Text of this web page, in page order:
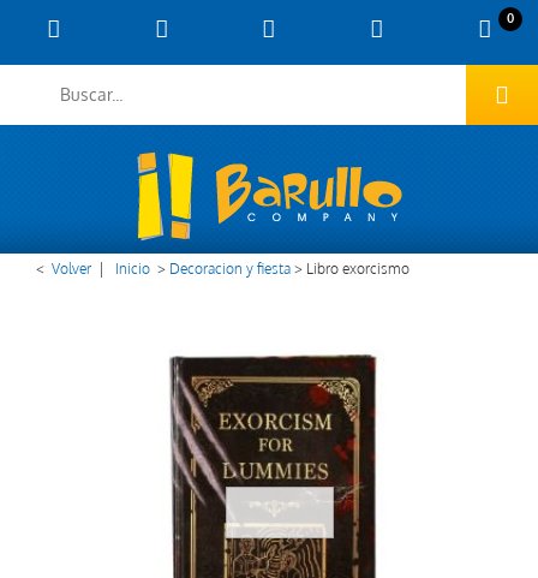
0
< Volver Inicio > Decoracion y fiesta> Libro exorcismo